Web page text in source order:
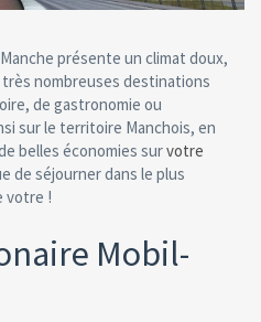
présente un climat doux,
nombreuses destinations
de gastronomie ou
sur le territoire Manchois, en
belles économies survotre
de séjourner dans le plus
votre !
Mobil-